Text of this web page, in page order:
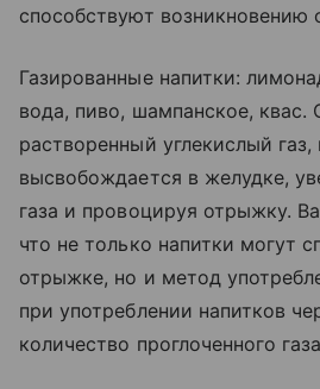
способствуют возникновению
Газированные напитки:
вода, пиво, шампанское, квас.
растворенный углекислый
высвобождается в желудке,
газа и провоцируя отрыжку.
что не только напитки могут
отрыжке, но и метод
при употреблении напитков
количество проглоченного